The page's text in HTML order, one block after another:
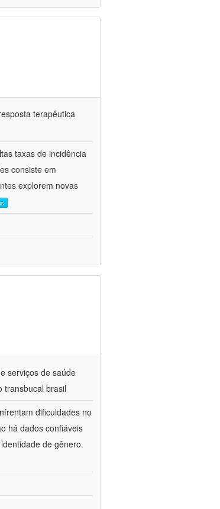
terapêutica
taxas de incidência
consiste em
explorem novas
serviços de saúde
brasil
dificuldades no
há dados confiáveis
de gênero.